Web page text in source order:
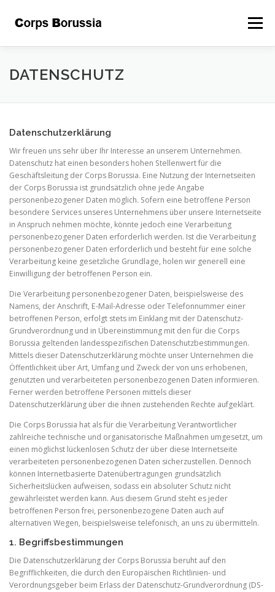
Inhalt
springen
Menü
ÜBER UNS DAS CORPS
STIFTUNG INTERNER BEREICH KALENDER
DATENSCHUTZ
Datenschutzerklärung
Wir freuen uns sehr über Ihr Interesse an unserem Unternehmen.
Datenschutz hat einen besonders hohen Stellenwert für die
Geschäftsleitung der Corps Borussia. Eine Nutzung der Internetseiten
der Corps Borussia ist grundsätzlich ohne jede Angabe
personenbezogener Daten möglich. Sofern eine betroffene Person
besondere Services unseres Unternehmens über unsere Internetseite
in Anspruch nehmen möchte, könnte jedoch eine Verarbeitung
personenbezogener Daten erforderlich werden. Ist die Verarbeitung
personenbezogener Daten erforderlich und besteht für eine solche
Verarbeitung keine gesetzliche Grundlage, holen wir generell eine
Einwilligung der betroffenen Person ein.
Die Verarbeitung personenbezogener Daten, beispielsweise des
Namens, der Anschrift, E-Mail-Adresse oder Telefonnummer einer
betroffenen Person, erfolgt stets im Einklang mit der Datenschutz-
Grundverordnung und in Übereinstimmung mit den für die Corps
Borussia geltenden landesspezifischen Datenschutzbestimmungen.
Mittels dieser Datenschutzerklärung möchte unser Unternehmen die
Öffentlichkeit über Art, Umfang und Zweck der von uns erhobenen,
genutzten und verarbeiteten personenbezogenen Daten informieren.
Ferner werden betroffene Personen mittels dieser
Datenschutzerklärung über die ihnen zustehenden Rechte aufgeklärt.
Die Corps Borussia hat als für die Verarbeitung Verantwortlicher
zahlreiche technische und organisatorische Maßnahmen umgesetzt, um
einen möglichst lückenlosen Schutz der über diese Internetseite
verarbeiteten personenbezogenen Daten sicherzustellen. Dennoch
können Internetbasierte Datenübertragungen grundsätzlich
Sicherheitslücken aufweisen, sodass ein absoluter Schutz nicht
gewährleistet werden kann. Aus diesem Grund steht es jeder
betroffenen Person frei, personenbezogene Daten auch auf
alternativen Wegen, beispielsweise telefonisch, an uns zu übermitteln.
1. Begriffsbestimmungen
Die Datenschutzerklärung der Corps Borussia beruht auf den
Begrifflichkeiten, die durch den Europäischen Richtlinien- und
Verordnungsgeber beim Erlass der Datenschutz-Grundverordnung (DS-